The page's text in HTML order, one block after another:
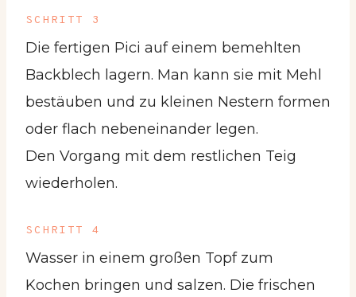
SCHRITT 3
Die fertigen Pici auf einem bemehlten
Backblech lagern. Man kann sie mit Mehl
bestäuben und zu kleinen Nestern formen
oder flach nebeneinander legen.
Den Vorgang mit dem restlichen Teig
wiederholen.
SCHRITT 4
Wasser in einem großen Topf zum
Kochen bringen und salzen. Die frischen